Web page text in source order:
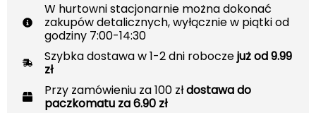
W hurtowni stacjonarnie można dokonać
zakupów detalicznych, wyłącznie w piątki od
godziny 7:00-14:30
Szybka dostawa w 1-2 dni roboczejuż od 9.99
zł
Przy zamówieniu za 100 złdostawa do
paczkomatu za 6.90 zł